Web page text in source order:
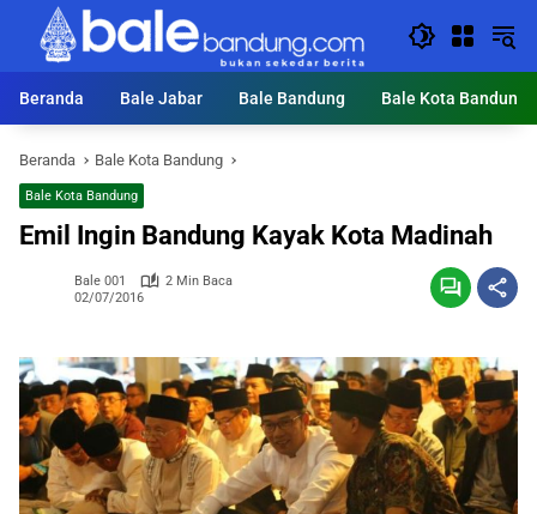
Langsung
konten
Beranda
Bale Jabar Bale Bandung Bale Kota Bandung
Beranda Bale Kota Bandung
Bale Kota Bandung
Emil Ingin Bandung Kayak Kota Madinah
Bale 001
2 Min Baca
02/07/2016